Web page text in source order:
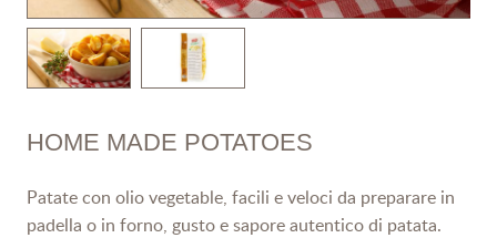
HOME MADE POTATOES
Patate con olio vegetable, facili e veloci da preparare in
padella o in forno, gusto e sapore autentico di patata.